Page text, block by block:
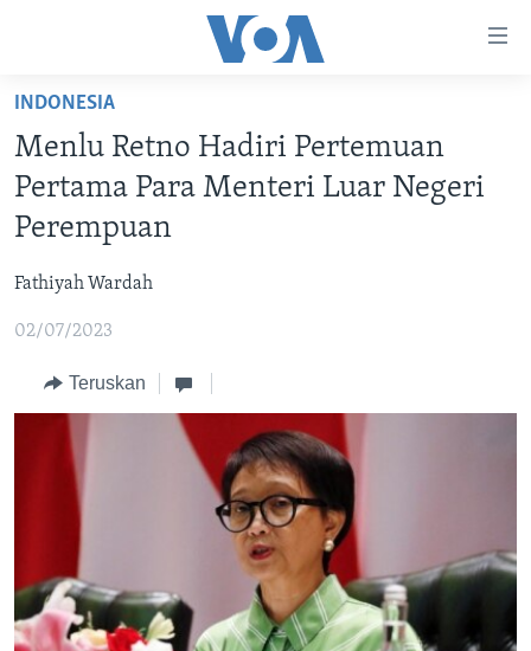
Akses
Lanjut
ke
Konten
Utama
ke
Utama
Lanjut
Pencarian
BERANDA
VIDEO
DAFTAR PROGRAM
INDONESIA
Menlu Retno Hadiri Pertemuan
Pertama Para Menteri Luar Negeri
Perempuan
Fathiyah Wardah
02/07/2023
Teruskan